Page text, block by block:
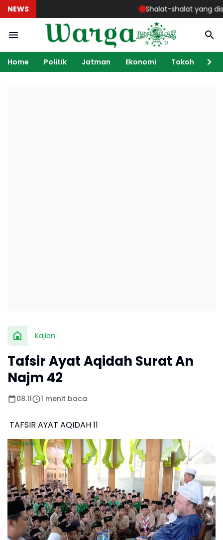
NEWS Shalat-shalat yang
Home Politik Jatman Ekonomi Tokoh
Kajian
Tafsir Ayat Aqidah Surat An
Najm 42
08.11 1 menit baca
TAFSIR AYAT AQIDAH 11